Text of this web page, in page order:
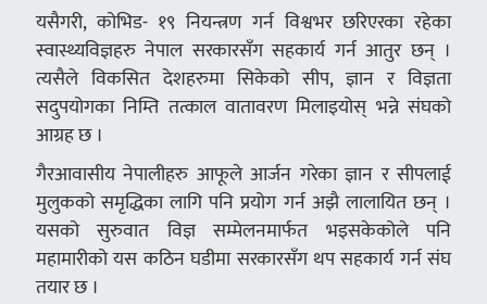
यसैगरी, कोभिड- १९ नियन्त्रण गर्न विश्वभर छरिएरका रहेका
स्वास्थ्यविज्ञहरु नेपाल सरकारसँग सहकार्य गर्न आतुर छन् ।
त्यसैले विकसित देशहरुमा सिकेको सीप, ज्ञान र विज्ञता
सदुपयोगका निम्ति तत्काल वातावरण मिलाइयोस् भन्ने संघको
आग्रह छ ।
गैरआवासीय नेपालीहरु आफूले आर्जन गरेका ज्ञान र सीपलाई
मुलुकको समृद्धिका लागि पनि प्रयोग गर्न अझै लालायित छन् ।
यसको सुरुवात विज्ञ सम्मेलनमार्फत भइसकेकोले पनि
महामारीको यस कठिन घडीमा सरकारसँग थप सहकार्य गर्न संघ
तयार छ ।